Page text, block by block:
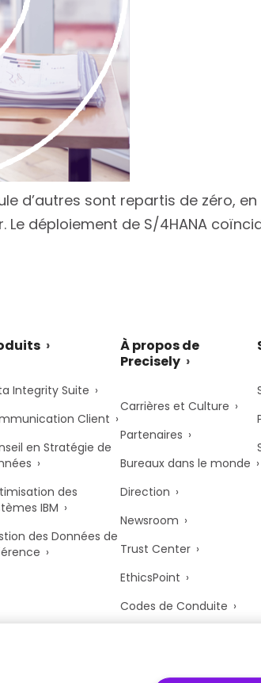
d’autres sont repartis de zéro,
Le déploiement de S/4HANA
Integrity Suite
Client
en Stratégie de
des
IBM
des Données de
À propos de
Precisely
Carrières et Culture
Partenaires
Bureaux dans le monde
Direction
Newsroom
Trust Center
EthicsPoint
Codes de Conduite